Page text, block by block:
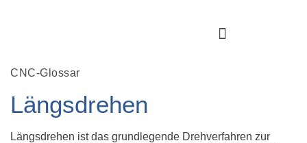
CNC-Glossar
Längsdrehen
Längsdrehen ist das grundlegende Drehverfahren zur